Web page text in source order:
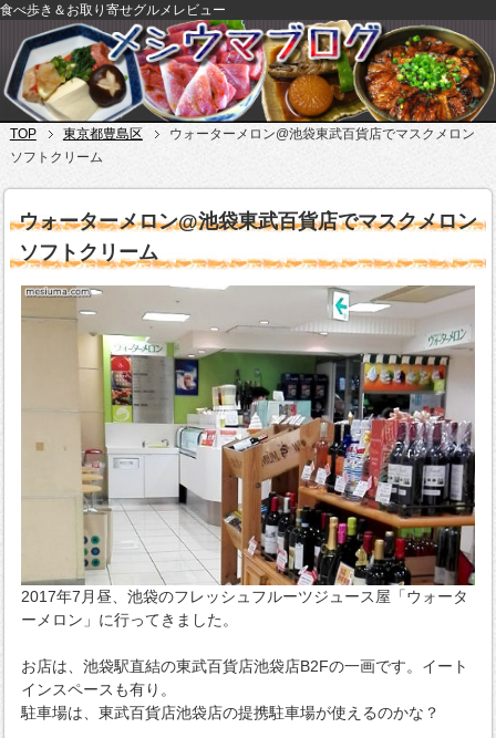
食べ歩き＆お取り寄せグルメレビュー
TOP 東京都豊島区
ウォーターメロン@池袋東武百貨店でマスクメロン
ソフトクリーム
ウォーターメロン@池袋東武百貨店でマスクメロン
ソフトクリーム
2017年7月昼、池袋のフレッシュフルーツジュース屋「ウォータ
ーメロン」に行ってきました。
お店は、池袋駅直結の東武百貨店池袋店B2Fの一画です。イート
インスペースも有り。
駐車場は、東武百貨店池袋店の提携駐車場が使えるのかな？